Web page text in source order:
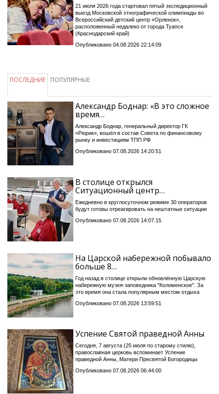
21 июля 2026 года стартовал пятый экспедиционный
выезд Московской этнографической олимпиады во
Всероссийский детский центр «Орленок»,
расположенный недалеко от города Туапсе
(Краснодарский край)
Опубликовано 04.08.2026 22:14:09
ПОСЛЕДНИЕ ПОПУЛЯРНЫЕ
Александр Боднар: «В это сложное
время…
Александр Боднар, генеральный директор ГК
«Рюрик», вошёл в состав Совета по финансовому
рынку и инвестициям ТПП РФ
Опубликовано 07.08.2026 14:20:51
В столице открылся
Ситуационный центр…
Ежедневно в круглосуточном режиме 30 операторов
будут готовы отреагировать на нештатные ситуации
Опубликовано 07.08.2026 14:07:15
На Царской набережной побывало
больше 8…
Год назад в столице открыли обновлённую Царскую
набережную музея-заповедника "Коломенское". За
это время она стала популярным местом отдыха
Опубликовано 07.08.2026 13:59:51
Успение Святой праведной Анны
Сегодня, 7 августа (25 июля по старому стилю),
православная церковь вспоминает Успение
праведной Анны, Матери Пресвятой Богородицы
Опубликовано 07.08.2026 06:44:00